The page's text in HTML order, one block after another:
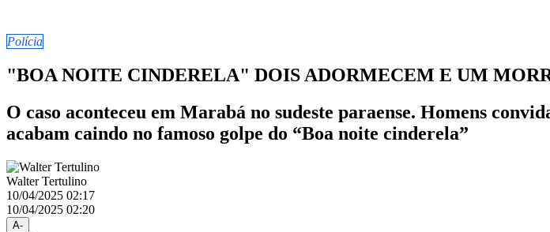
Polícia
"BOA NOITE CINDERELA" DOIS ADORMECEM E UM
O caso aconteceu em Marabá no sudeste paraense. Homens
acabam caindo no famoso golpe do “Boa noite cinderela”
Walter Tertulino
10/04/2025 02:17
10/04/2025 02:20
A-